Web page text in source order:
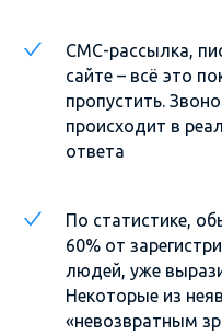
СМС-рассылка,
сайте – всё это
пропустить.
происходит в
ответа
По статистике,
60% от
людей, уже
Некоторые из
«невозвратным